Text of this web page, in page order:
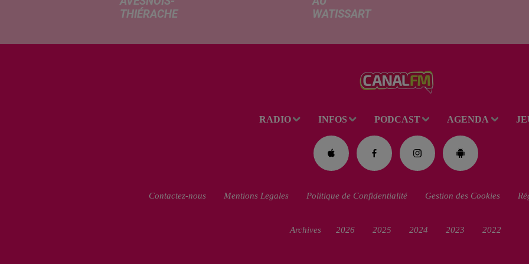
THIÉRACHE
typiquement
WATISSART
informations
lundi par nos
confrères de La
perdu la vie dans
le plan d'eau de
la base de loisirs
du...
de
RADIO INFOS PODCAST AGENDA
Contactez-nous Mentions Legales Politique de Confidentialité Gestion des Cookies
Archives 2026 2025 2024 2023 2022